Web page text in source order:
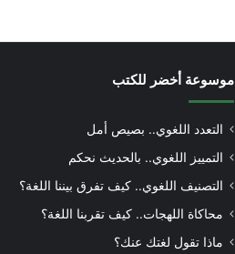
موسوعة أخضر للكتب
التعدد اللغوي.. بصيص أمل
التمييز اللغوي.. بالحديث نحكم
التصنيف اللغوي.. كيف تفرق بيننا اللغة؟
محاكاة اللهجات.. كيف تقربنا اللغة؟
ماذا تقول لغتك عنك؟